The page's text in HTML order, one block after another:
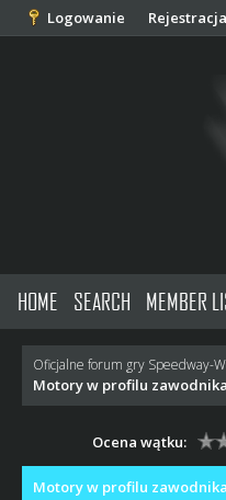
Logowanie Rejestracja
HOME SEARCH MEMBER
Oficjalne forum gry Speedway-
Motory w profilu zawodnika
Ocena wątku:
Motory w profilu zawodnika